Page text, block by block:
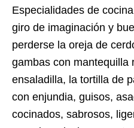
Especialidades de
giro de imaginación y
perderse la oreja de
gambas con mantequilla
ensaladilla, la tortilla de
con enjundia, guisos,
cocinados, sabrosos,